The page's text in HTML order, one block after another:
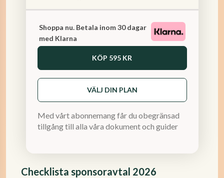
Checklista sponsoravtal 2026
Shoppa nu. Betala inom 30 dagar
med Klarna
KÖP 595 KR
VÄLJ DIN PLAN
Med vårt abonnemang får du obegränsad
tillgång till alla våra dokument och guider